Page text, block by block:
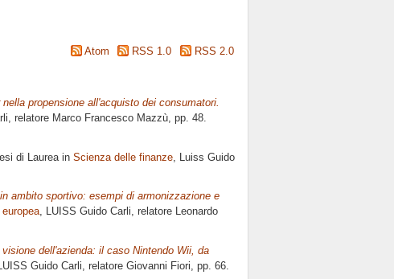
Atom RSS 1.0 RSS 2.0
propensione all'acquisto dei consumatori.
relatore Marco Francesco Mazzù, pp. 48.
di Laurea in Scienza delle finanze , Luiss Guido
ambito sportivo: esempi di armonizzazione e
, LUISS Guido Carli, relatore Leonardo
dell'azienda: il caso Nintendo Wii, da
LUISS Guido Carli, relatore Giovanni Fiori , pp. 66.